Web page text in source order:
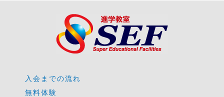
入会までの流れ
無料体験